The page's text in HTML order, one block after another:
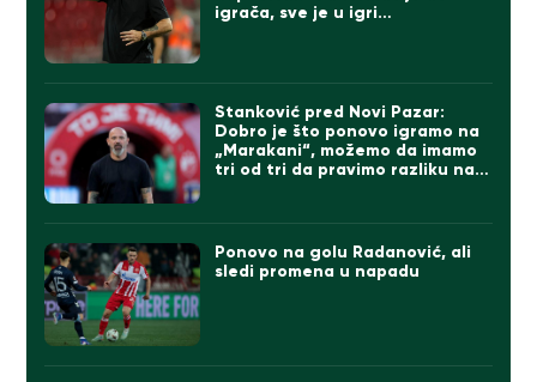
igrača, sve je u igri…
Stanković pred Novi Pazar:
Dobro je što ponovo igramo na
„Marakani“, možemo da imamo
tri od tri da pravimo razliku na
Ponovo na golu Radanović, ali
sledi promena u napadu